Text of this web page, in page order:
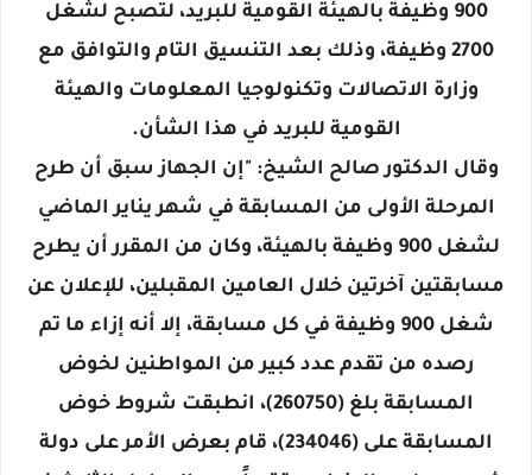
900 وظيفة بالهيئة القومية للبريد، لتصبح لشغل
2700 وظيفة، وذلك بعد التنسيق التام والتوافق مع
وزارة الاتصالات وتكنولوجيا المعلومات والهيئة
القومية للبريد في هذا الشأن.
وقال الدكتور صالح الشيخ: "إن الجهاز سبق أن طرح
المرحلة الأولى من المسابقة في شهر يناير الماضي
لشغل 900 وظيفة بالهيئة، وكان من المقرر أن يطرح
مسابقتين آخرتين خلال العامين المقبلين، للإعلان عن
شغل 900 وظيفة في كل مسابقة، إلا أنه إزاء ما تم
رصده من تقدم عدد كبير من المواطنين لخوض
المسابقة بلغ (260750)، انطبقت شروط خوض
المسابقة على (234046)، قام بعرض الأمر على دولة